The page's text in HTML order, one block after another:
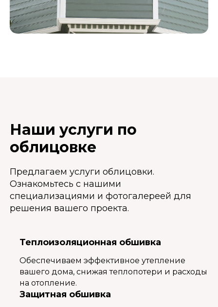
Наши услуги по
облицовке
Предлагаем услуги облицовки.
Ознакомьтесь с нашими
специализациями и фотогалереей для
решения вашего проекта.
Теплоизоляционная обшивка
Обеспечиваем эффективное утепление
вашего дома, снижая теплопотери и расходы
на отопление.
Защитная обшивка